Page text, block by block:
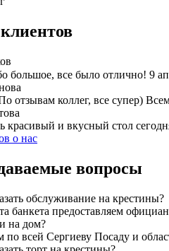
большое, все было отлично! 9
отзывам коллег, все супер)
красивый и вкусный стол
о нас
вопросы
обслуживание на крестины?
банкета предоставляем
на дом?
по всей Сергиеву Посаду и